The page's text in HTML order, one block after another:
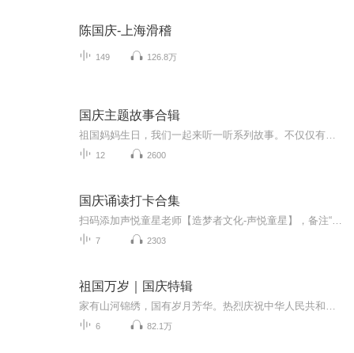
陈国庆-上海滑稽
149 126.8万
国庆主题故事合辑
12 2600
国庆诵读打卡合集
7 2303
祖国万岁｜国庆特辑
6 82.1万